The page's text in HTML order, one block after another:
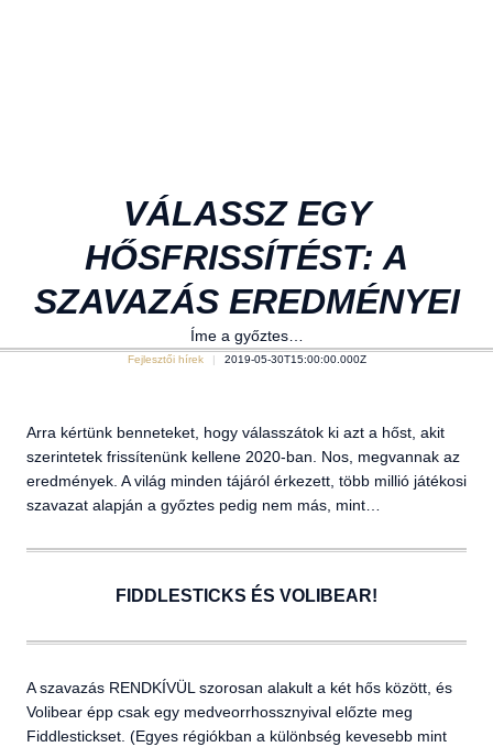
VÁLASSZ EGY
HŐSFRISSÍTÉST: A
SZAVAZÁS EREDMÉNYEI
Íme a győztes…
Fejlesztői hírek 2019-05-30T15:00:00.000Z
Arra kértünk benneteket, hogy válasszátok ki azt a hőst, akit
szerintetek frissítenünk kellene 2020-ban. Nos, megvannak az
eredmények. A világ minden tájáról érkezett, több millió játékosi
szavazat alapján a győztes pedig nem más, mint…
FIDDLESTICKS ÉS VOLIBEAR!
A szavazás RENDKÍVÜL szorosan alakult a két hős között, és
Volibear épp csak egy medveorrhossznyival előzte meg
Fiddlestickset. (Egyes régiókban a különbség kevesebb mint